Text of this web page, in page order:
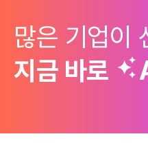
많은 기업이
지금 바로